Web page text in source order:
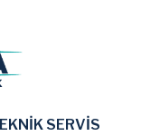
SERVİS